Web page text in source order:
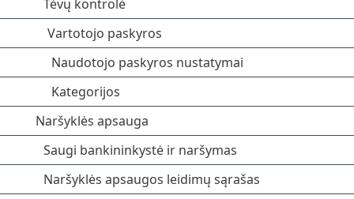
Tėvų kontrolė
Vartotojo paskyros
Naudotojo paskyros nustatymai
Kategorijos
Naršyklės apsauga
Saugi bankininkystė ir naršymas
Naršyklės apsaugos leidimų sąrašas